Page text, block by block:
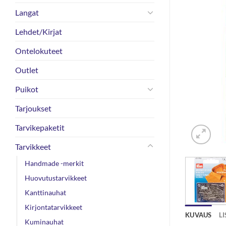
Langat
Lehdet/Kirjat
Ontelokuteet
Outlet
Puikot
Tarjoukset
Tarvikepaketit
Tarvikkeet
Handmade -merkit
Huovutustarvikkeet
Kanttinauhat
Kirjontatarvikkeet
Kuminauhat
KUVAUS